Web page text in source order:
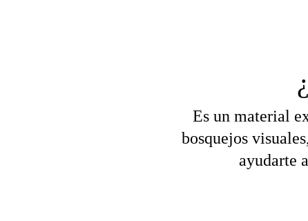
Es un material
bosquejos
ayudarte